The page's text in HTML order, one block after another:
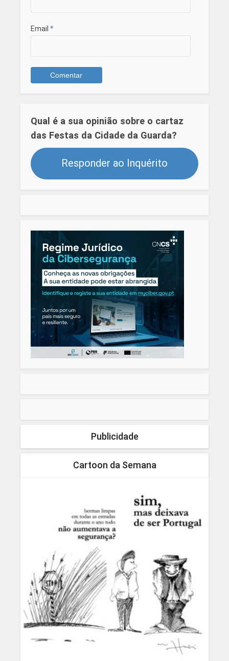
Email *
Qual é a sua opinião sobre o cartaz
das Festas da Cidade da Guarda?
Responder ao Inquérito
Publicidade
Cartoon da Semana